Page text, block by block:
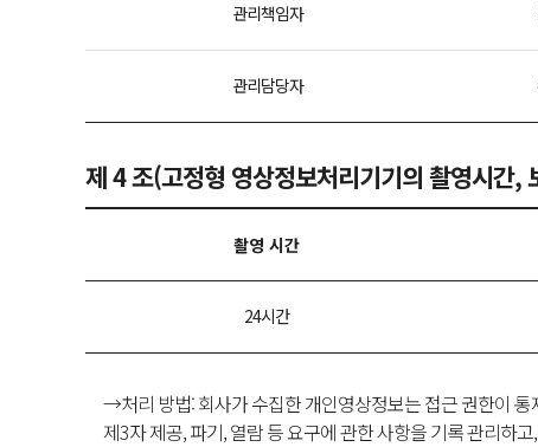
관리책임자
관리담당자
제 4 조(고정형 영상정보처리기기의 촬영시간,
촬영 시간
24시간
→처리 방법: 회사가 수집한 개인영상정보는 접근 권한이 통
제3자 제공, 파기, 열람 등 요구에 관한 사항을 기록 관리하